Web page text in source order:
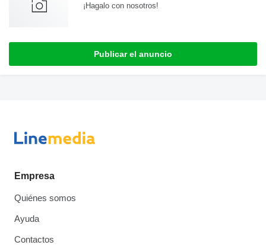
¡Hagalo con nosotros!
Publicar el anuncio
Empresa
Quiénes somos
Ayuda
Contactos